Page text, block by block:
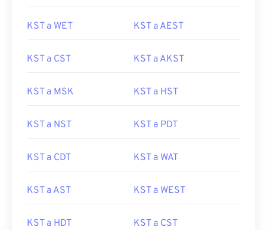
KST a WET KST a AEST
KST a CST KST a AKST
KST a MSK KST a HST
KST a NST KST a PDT
KST a CDT KST a WAT
KST a AST KST a WEST
KST a HDT KST a CST